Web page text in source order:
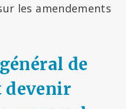
les amendements
de
devenir